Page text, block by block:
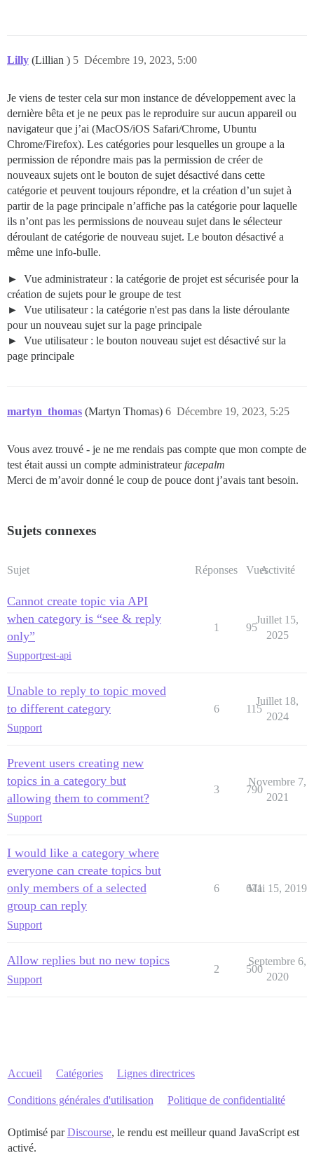
Lilly (Lillian ) Décembre 19, 2023, 5:00
5
Je viens de tester cela sur mon instance de développement avec la
dernière bêta et je ne peux pas le reproduire sur aucun appareil ou
navigateur que j’ai (MacOS/iOS Safari/Chrome, Ubuntu
Chrome/Firefox). Les catégories pour lesquelles un groupe a la
permission de répondre mais pas la permission de créer de
nouveaux sujets ont le bouton de sujet désactivé dans cette
catégorie et peuvent toujours répondre, et la création d’un sujet à
partir de la page principale n’affiche pas la catégorie pour laquelle
ils n’ont pas les permissions de nouveau sujet dans le sélecteur
déroulant de catégorie de nouveau sujet. Le bouton désactivé a
même une info-bulle.
Vue administrateur : la catégorie de projet est sécurisée pour la
création de sujets pour le groupe de test
Vue utilisateur : la catégorie n'est pas dans la liste déroulante
pour un nouveau sujet sur la page principale
Vue utilisateur : le bouton nouveau sujet est désactivé sur la
page principale
martyn_thomas (Martyn Thomas) Décembre 19, 2023, 5:25
6
Vous avez trouvé - je ne me rendais pas compte que mon compte de
test était aussi un compte administrateurfacepalm
Merci de m’avoir donné le coup de pouce dont j’avais tant besoin.
Sujets connexes
Sujet Réponses VuesActivité
Cannot create topic via API
when category is “see & reply
only”
Supportrest-api
1 95
Juillet 15,
2025
Unable to reply to topic moved
to different category
Support
6 115
Juillet 18,
2024
Prevent users creating new
topics in a category but
allowing them to comment?
Support
3 790
Novembre 7,
2021
I would like a category where
everyone can create topics but
only members of a selected
group can reply
Support
6 671
Mai 15, 2019
Allow replies but no new topics
Support
2 500
Septembre 6,
2020
Accueil Catégories Lignes directrices
Conditions générales d'utilisation Politique de confidentialité
Optimisé parDiscourse, le rendu est meilleur quand JavaScript est
activé.